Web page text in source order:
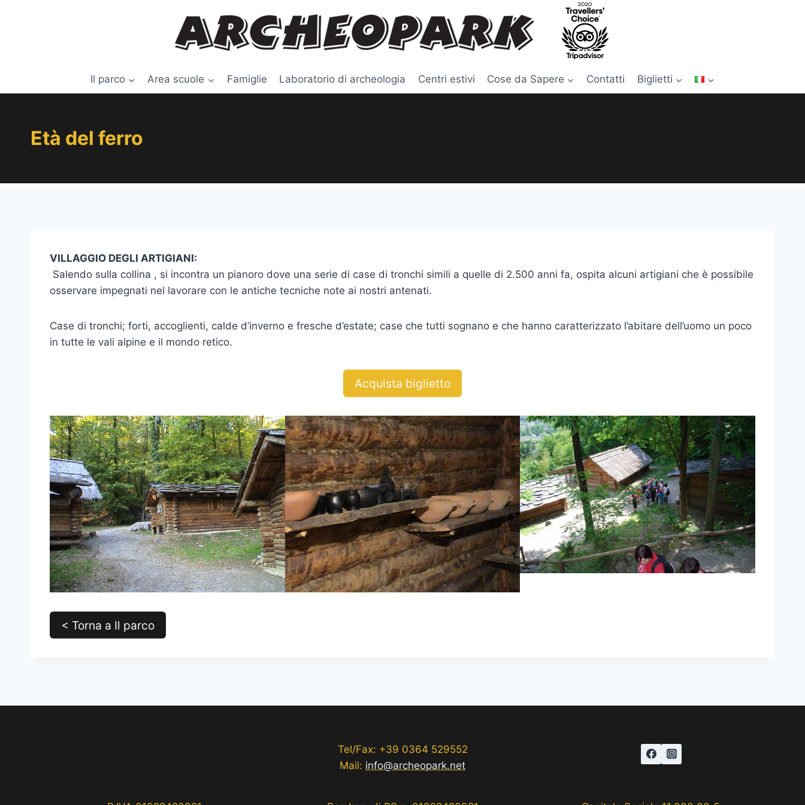
Il parco Area scuole Famiglie Laboratorio di archeologia Centri estivi Cose da Sapere Contatti Biglietti
Età del ferro
VILLAGGIO DEGLI ARTIGIANI:
Salendo sulla collina , si incontra un pianoro dove una serie di case di tronchi simili a quelle di 2.500 anni fa, ospita alcuni artigiani che è possibile
osservare impegnati nel lavorare con le antiche tecniche note ai nostri antenati.
Case di tronchi; forti, accoglienti, calde d’inverno e fresche d’estate; case che tutti sognano e che hanno caratterizzato l’abitare dell’uomo un poco
in tutte le vali alpine e il mondo retico.
Acquista biglietto
< Torna a Il parco
Tel/Fax: +39 0364 529552
Mail: info@archeopark.net